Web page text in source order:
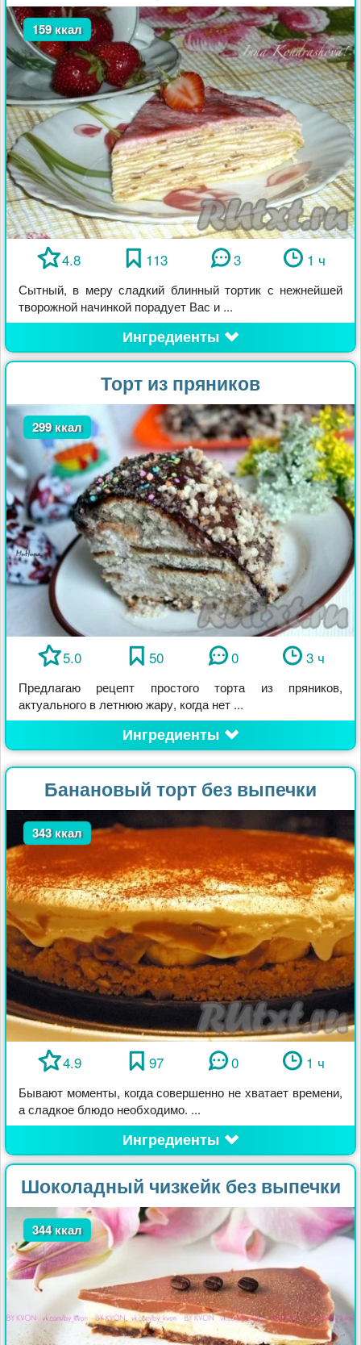
159 ккал
4.8 113 3 1 ч
Сытный, в меру сладкий блинный тортик с нежнейшей
творожной начинкой порадует Вас и ...
Ингредиенты
Торт из пряников
299 ккал
5.0 50 0 3 ч
Предлагаю рецепт простого торта из пряников,
актуального в летнюю жару, когда нет ...
Ингредиенты
Банановый торт без выпечки
343 ккал
4.9 97 0 1 ч
Бывают моменты, когда совершенно не хватает времени,
а сладкое блюдо необходимо. ...
Ингредиенты
Шоколадный чизкейк без выпечки
344 ккал